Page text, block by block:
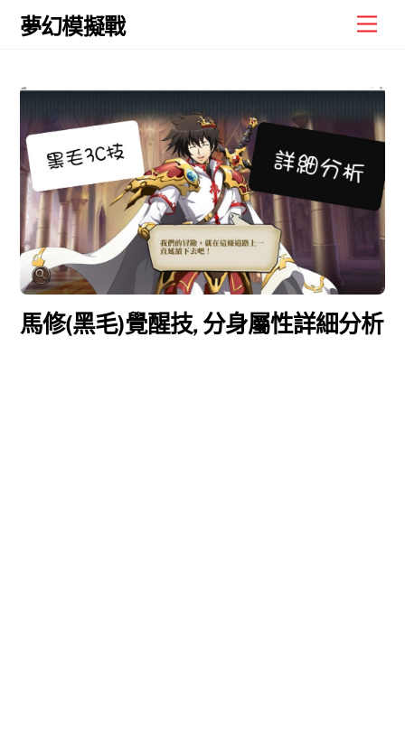
Skip
夢幻模擬戰
馬修(黑毛)覺醒技, 分身屬性詳細分析